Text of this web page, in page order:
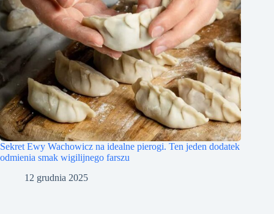
Sekret Ewy Wachowicz na idealne pierogi. Ten jeden dodatek
odmienia smak wigilijnego farszu
12 grudnia 2025